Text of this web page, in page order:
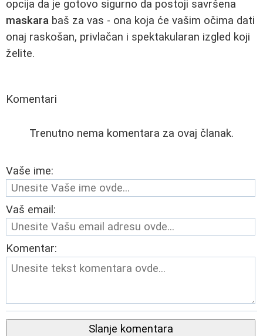
opcija da je gotovo sigurno da postoji savršena
maskara baš za vas - ona koja će vašim očima dati
onaj raskošan, privlačan i spektakularan izgled koji
želite.
Komentari
Trenutno nema komentara za ovaj članak.
Vaše ime:
Vaš email:
Komentar:
Slanje komentara